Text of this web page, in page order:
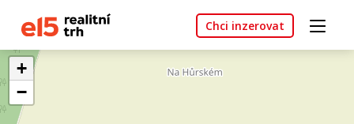
Chci inzerovat
+
−